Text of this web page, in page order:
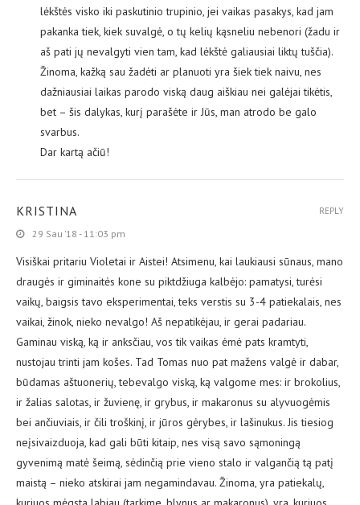
lėkštės visko iki paskutinio trupinio, jei vaikas pasakys, kad jam
pakanka tiek, kiek suvalgė, o tų kelių kąsneliu nebenori (žadu ir
aš pati jų nevalgyti vien tam, kad lėkštė galiausiai liktų tuščia).
Žinoma, kažką sau žadėti ar planuoti yra šiek tiek naivu, nes
dažniausiai laikas parodo viską daug aiškiau nei galėjai tikėtis,
bet – šis dalykas, kurį parašėte ir Jūs, man atrodo be galo
svarbus.
Dar kartą ačiū!
KRISTINA
29 Sau ’18 - 11:03 pm
Visiškai pritariu Violetai ir Aistei! Atsimenu, kai laukiausi sūnaus, mano
draugės ir giminaitės kone su piktdžiuga kalbėjo: pamatysi, turėsi
vaikų, baigsis tavo eksperimentai, teks verstis su 3-4 patiekalais, nes
vaikai, žinok, nieko nevalgo! Aš nepatikėjau, ir gerai padariau.
Gaminau viską, ką ir anksčiau, vos tik vaikas ėmė pats kramtyti,
nustojau trinti jam košes. Tad Tomas nuo pat mažens valgė ir dabar,
būdamas aštuonerių, tebevalgo viską, ką valgome mes: ir brokolius,
ir žalias salotas, ir žuvienę, ir grybus, ir makaronus su alyvuogėmis
bei ančiuviais, ir čili troškinį, ir jūros gėrybes, ir lašinukus. Jis tiesiog
neįsivaizduoja, kad gali būti kitaip, nes visą savo sąmoningą
gyvenimą matė šeimą, sėdinčią prie vieno stalo ir valgančią tą patį
maistą – nieko atskirai jam negamindavau. Žinoma, yra patiekalų,
REPLY